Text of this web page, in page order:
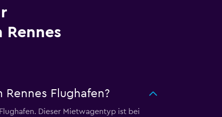
Flughafen?
Dieser Mietwagentyp ist bei